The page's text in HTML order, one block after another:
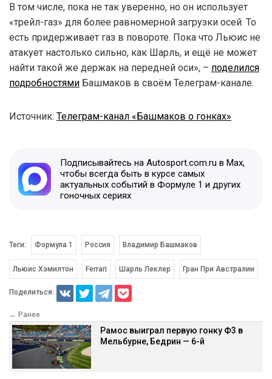
В том числе, пока не так уверенно, но он использует
«трейл-газ» для более равномерной загрузки осей. То
есть придерживает газ в повороте. Пока что Льюис не
атакует настолько сильно, как Шарль, и ещё не может
найти такой же держак на передней оси», – поделился
подробностями Башмаков в своём Телеграм-канале.
Источник: Телеграм-канал «Башмаков о гонках»
Подписывайтесь на Autosport.com.ru в Max,
чтобы всегда быть в курсе самых
актуальных событий в Формуле 1 и других
гоночных сериях
Теги: Формула 1 Россия Владимир Башмаков
Льюис Хэмилтон Ferrari Шарль Леклер Гран При Австралии
Поделиться:
← Ранее
Рамос выиграл первую гонку Ф3 в
Мельбурне, Бедрин — 6-й